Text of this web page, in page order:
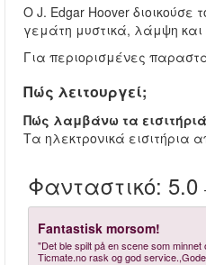
Ο J. Edgar Hoover
γεμάτη μυστικά, λάμψη και
Για περιορισμένες
Πώς λειτουργεί;
Πώς λαμβάνω τα
Τα ηλεκτρονικά εισιτήρια
Φανταστικό: 5.0
Fantastisk morsom!
"Det ble spilt på en scene som
Ticmate.no rask og god